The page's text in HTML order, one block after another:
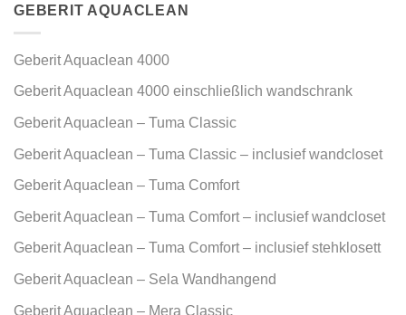
GEBERIT AQUACLEAN
Geberit Aquaclean 4000
Geberit Aquaclean 4000 einschließlich wandschrank
Geberit Aquaclean – Tuma Classic
Geberit Aquaclean – Tuma Classic – inclusief wandcloset
Geberit Aquaclean – Tuma Comfort
Geberit Aquaclean – Tuma Comfort – inclusief wandcloset
Geberit Aquaclean – Tuma Comfort – inclusief stehklosett
Geberit Aquaclean – Sela Wandhangend
Geberit Aquaclean – Mera Classic